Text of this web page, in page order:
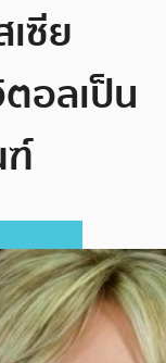
ซีย
อลเป็น